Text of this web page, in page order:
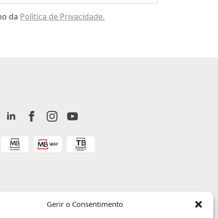
Gerir o Consentimento
da Política de Privacidade.